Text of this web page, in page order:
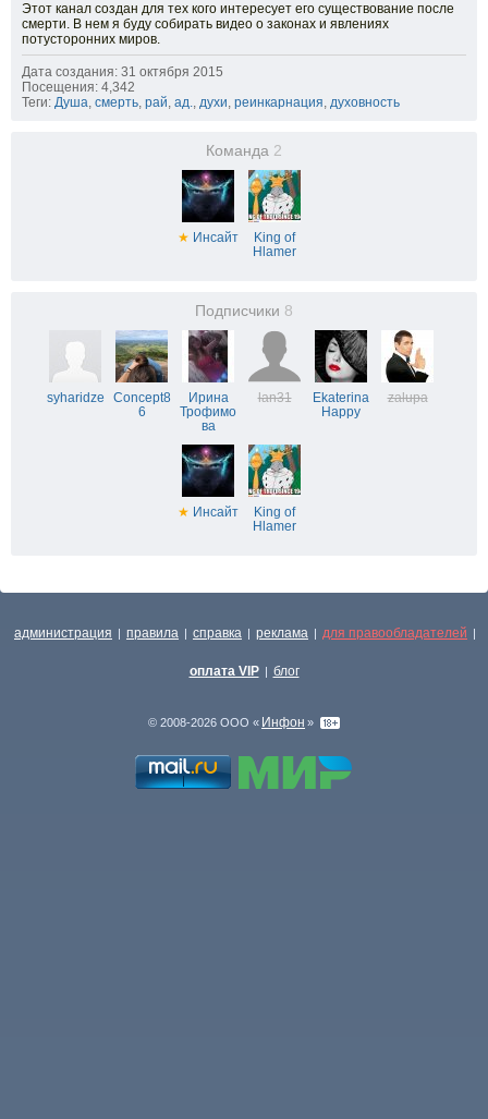
Этот канал создан для тех кого интересует его существование после
смерти. В нем я буду собирать видео о законах и явлениях
потусторонних миров.
Дата создания: 31 октября 2015
Посещения: 4,342
Теги: Душа, смерть, рай, ад., духи, реинкарнация, духовность
Команда 2
★ Инсайт
King of
Hlamer
Подписчики 8
syharidze
Concept8
6
Ирина
Трофимо
ва
lan31
Ekaterina
Happy
zalupa
★ Инсайт
King of
Hlamer
администрация | правила | справка | реклама | для правообладателей |
оплата VIP | блог
© 2008-2026 ООО « Инфон »